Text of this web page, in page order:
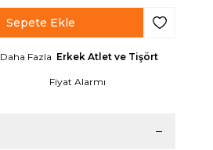
Sepete Ekle Favoriye
Daha Fazla Erkek Atlet ve Tişört
Fiyat Alarmı